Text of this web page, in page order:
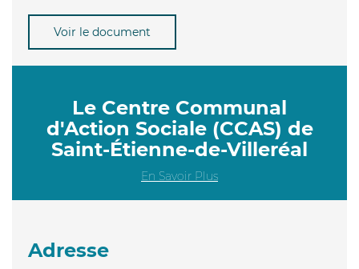
Voir le document
Le Centre Communal
d'Action Sociale (CCAS) de
Saint-Étienne-de-Villeréal
En Savoir Plus
Adresse